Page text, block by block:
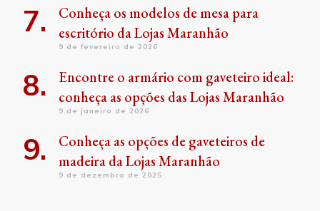
Conheça os modelos de mesa para
escritório da Lojas Maranhão
9 de fevereiro de 2026
Encontre o armário com gaveteiro ideal:
conheça as opções das Lojas Maranhão
9 de janeiro de 2026
Conheça as opções de gaveteiros de
madeira da Lojas Maranhão
9 de dezembro de 2025